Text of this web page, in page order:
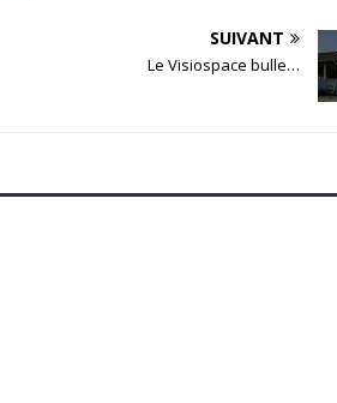
SUIVANT
Le Visiospace bulle…